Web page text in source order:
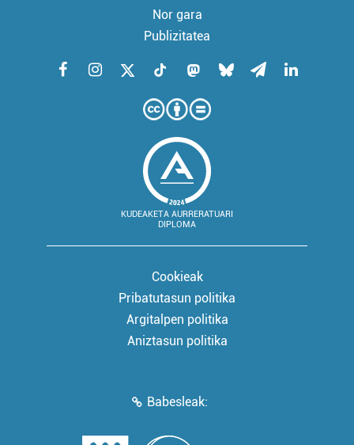
Nor gara
Publizitatea
KUDEAKETA AURRERATUARI
DIPLOMA
Cookieak
Pribatutasun politika
Argitalpen politika
Aniztasun politika
Babesleak: